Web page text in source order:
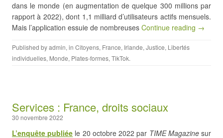
dans le monde (en augmentation de quelque 300 millions par
rapport à 2022), dont 1,1 milliard d’utilisateurs actifs mensuels.
Mais l’application essuie de nombreuses Continue reading →
Published byadmin, in Citoyens, France, Irlande, Justice, Libertés
individuelles, Monde, Plates-formes, TikTok.
Services : France, droits sociaux
30 novembre 2022
L’enquête publiée le 20 octobre 2022 par TIME Magazinesur